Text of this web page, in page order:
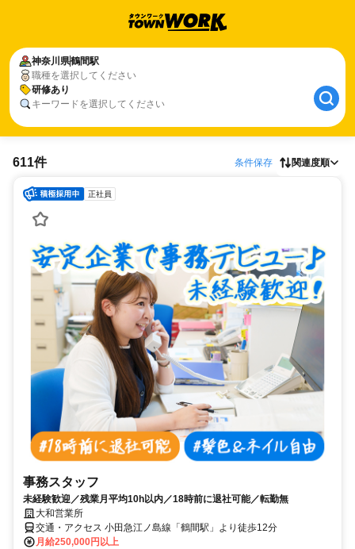
神奈川県鶴間駅
職種を選択してください
研修あり
キーワードを選択してください
611件 条件保存 関連度順
正社員
事務スタッフ
未経験歓迎／残業月平均10h以内／18時前に退社可能／転勤無
大和営業所
交通・アクセス 小田急江ノ島線「鶴間駅」より徒歩12分
月給250,000円以上